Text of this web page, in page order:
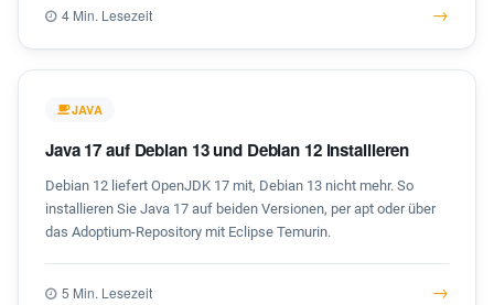
4 Min. Lesezeit →
JAVA
Java 17 auf Debian 13 und Debian 12 installieren
Debian 12 liefert OpenJDK 17 mit, Debian 13 nicht mehr. So
installieren Sie Java 17 auf beiden Versionen, per apt oder über
das Adoptium-Repository mit Eclipse Temurin.
5 Min. Lesezeit →